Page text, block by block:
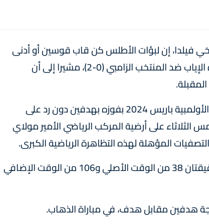
فيلدا، إن لبؤات الأطلس كن قاب قوسين أو أدنى
من التأهل إلى الألعاب الأولمبية المقبلة، خلال مباراة الإياب ضد المنتخب الزامبي (0-2)، مشيرا إلى أن
وحجز المنتخب الزامبي للسيدات تذكرة العبور للألعاب الأولمبية باريس 2024 بفوزه بهدفين دون رد على
على أرضية المركب الرياضي الأمير مولاي
المؤهلة لهذه التظاهرة الرياضية الكبرى.
وسجل هدفي المنتخب الزامبي اللاعبة باربرا باندا (الدقيقتان 38 من الوقت الأصلي و106 من الوقت الإضافي
هدفين مقابل هدف، في مباراة الذهاب.